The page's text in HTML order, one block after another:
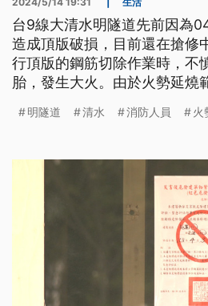
台9線大清水明隧道先前因為
造成頂版破損，目前還在搶修
行頂版的鋼筋切除作業時，不
胎，發生大火。由於火勢延燒
和仁到崇德管制路段確認沒有
明隧道 清水 消防人員 火